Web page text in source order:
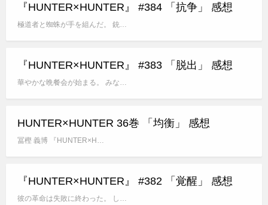
『HUNTER×HUNTER』 #384 「抗争」 感想
極道者と蜘蛛が手を組んだ。 銃…
『HUNTER×HUNTER』 #383 「脱出」 感想
華やかな晩餐会が始まる。 みな…
HUNTER×HUNTER 36巻 「均衡」 感想
冨樫 義博 『HUNTER×H…
『HUNTER×HUNTER』 #382 「覚醒」 感想
彼の革命は失敗に終わった。 し…